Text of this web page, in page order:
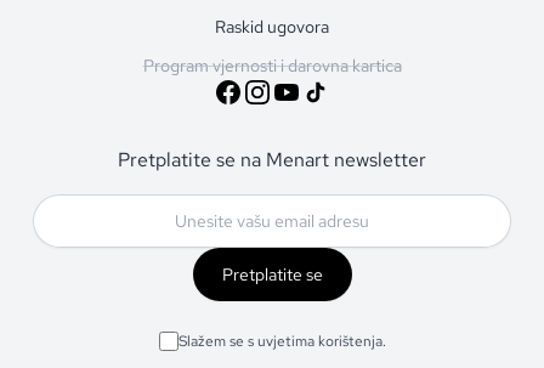
Raskid ugovora
Program vjernosti i darovna kartica
Pretplatite se na Menart newsletter
Pretplatite se
Slažem se s uvjetima korištenja.